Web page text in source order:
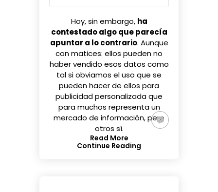
Hoy, sin embargo, ha
contestado algo que parecía
apuntar a lo contrario. Aunque
con matices: ellos pueden no
haber vendido esos datos como
tal si obviamos el uso que se
pueden hacer de ellos para
publicidad personalizada que
para muchos representa un
mercado de información, pero
otros sí.
Read More
Continue Reading